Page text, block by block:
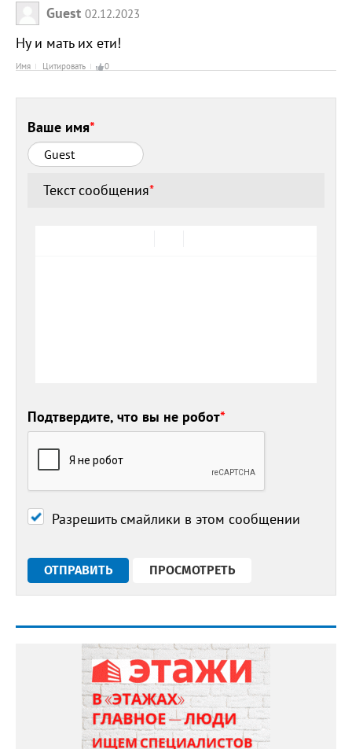
Guest 02.12.2023
Ну и мать их ети!
Имя Цитировать 0
Ваше имя*
Текст сообщения*
Подтвердите, что вы не робот*
Разрешить смайлики в этом сообщении